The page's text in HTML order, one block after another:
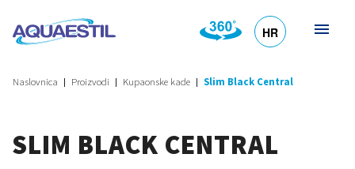
HR
Naslovnica Proizvodi Kupaonske kade Slim Black Central
SLIM BLACK CENTRAL